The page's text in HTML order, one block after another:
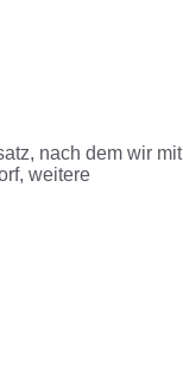
nach dem wir mit
weitere